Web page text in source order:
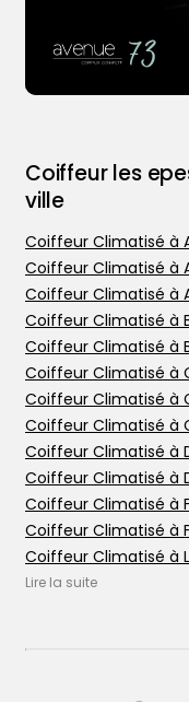
Trouver votre
L’application
Ajouter votre
Coiffeur les
ville
Coiffeur Climatisé à
Coiffeur Climatisé à
Coiffeur Climatisé à
Coiffeur Climatisé à
Coiffeur Climatisé à
Coiffeur Climatisé à
Coiffeur Climatisé à
Coiffeur Climatisé à
Coiffeur Climatisé à
Coiffeur Climatisé à
Coiffeur Climatisé à
Coiffeur Climatisé à
Coiffeur Climatisé à
Coiffeur Climatisé à
Lire la suite